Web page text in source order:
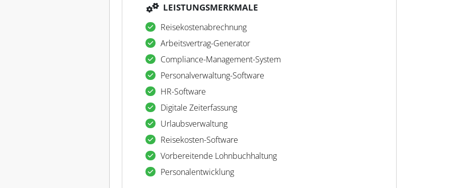
LEISTUNGSMERKMALE
Reisekostenabrechnung
Arbeitsvertrag-Generator
Compliance-Management-System
Personalverwaltung-Software
HR-Software
Digitale Zeiterfassung
Urlaubsverwaltung
Reisekosten-Software
Vorbereitende Lohnbuchhaltung
Personalentwicklung